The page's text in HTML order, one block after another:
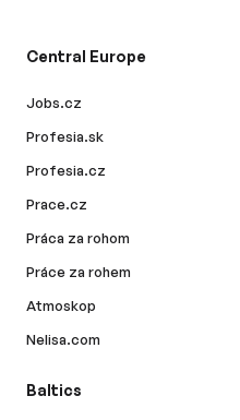
Central Europe
Jobs.cz
Profesia.sk
Profesia.cz
Prace.cz
Práca za rohom
Práce za rohem
Atmoskop
Nelisa.com
Baltics